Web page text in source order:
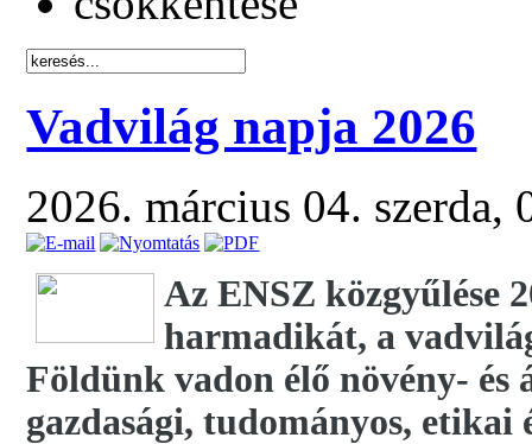
Vadvilág napja 2026
2026. március 04. szerda,
Az ENSZ közgyűlése
harmadikát, a
Földünk vadon élő növény- és
gazdasági, tudományos,